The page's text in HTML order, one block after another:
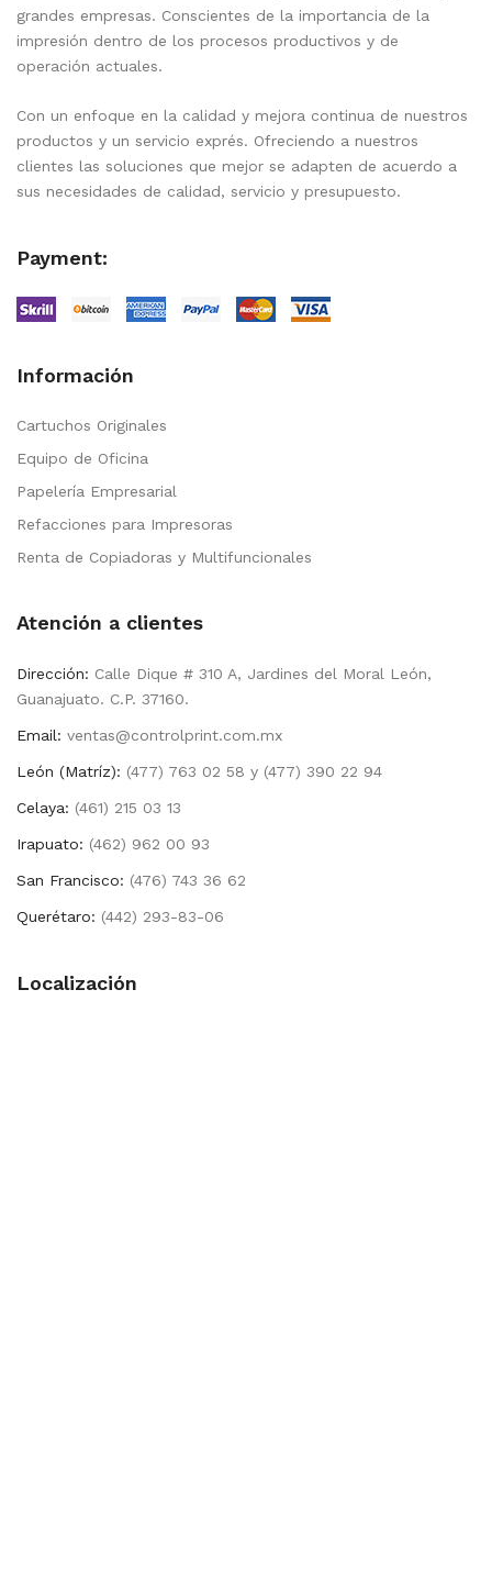
grandes empresas. Conscientes de la importancia de la
impresión dentro de los procesos productivos y de
operación actuales.
Con un enfoque en la calidad y mejora continua de nuestros
productos y un servicio exprés. Ofreciendo a nuestros
clientes las soluciones que mejor se adapten de acuerdo a
sus necesidades de calidad, servicio y presupuesto.
Payment:
Información
Cartuchos Originales
Equipo de Oficina
Papelería Empresarial
Refacciones para Impresoras
Renta de Copiadoras y Multifuncionales
Atención a clientes
Dirección: Calle Dique # 310 A, Jardines del Moral León,
Guanajuato. C.P. 37160.
Email: ventas@controlprint.com.mx
León (Matríz): (477) 763 02 58 y (477) 390 22 94
Celaya: (461) 215 03 13
Irapuato: (462) 962 00 93
San Francisco: (476) 743 36 62
Querétaro: (442) 293-83-06
Localización